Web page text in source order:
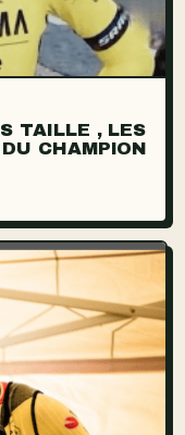
TAILLE , LES
CHAMPION